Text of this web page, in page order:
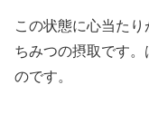
この状態に心当たり
ちみつの摂取です。
のです。